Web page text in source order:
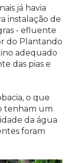
já havia
instalação de
- efluente
do Plantando
adequado
das pias e
o que
tenham um
da água
foram